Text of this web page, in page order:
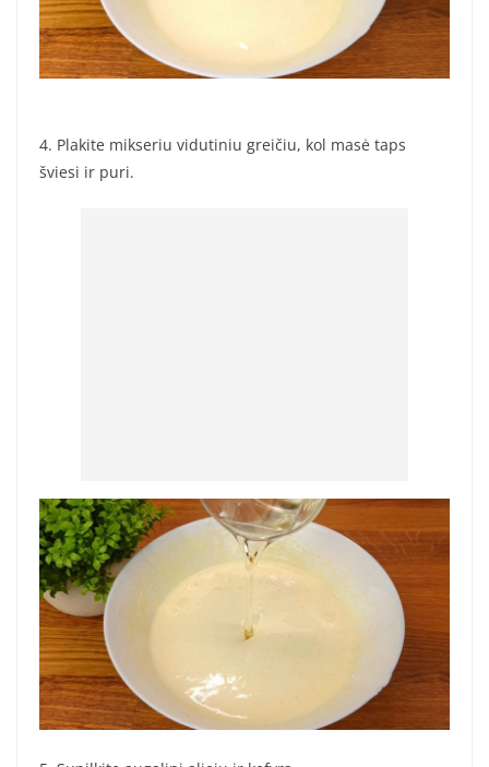
4. Plakite mikseriu vidutiniu greičiu, kol masė taps
šviesi ir puri.